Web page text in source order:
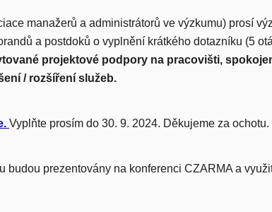
manažerů a administrátorů ve výzkumu) prosí
a postdoků o vyplnění krátkého dotazníku (5
projektové podpory na pracovišti,
/ rozšíření služeb.
Vyplňte prosím do 30. 9. 2024. Děkujeme za ochotu.
budou prezentovány na konferenci CZARMA a